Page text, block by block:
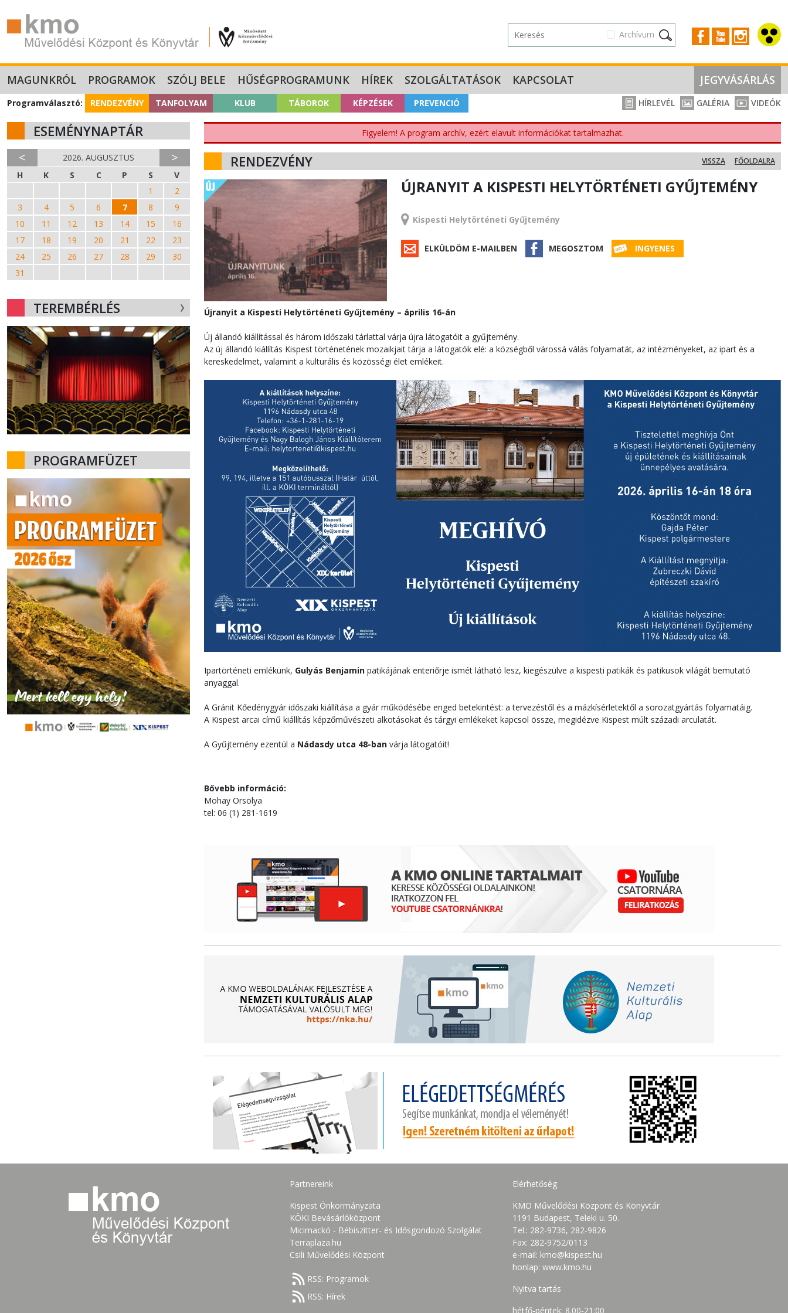
Archívum
MAGUNKRÓL PROGRAMOK SZÓLJ BELE HŰSÉGPROGRAMUNK HÍREK SZOLGÁLTATÁSOK KAPCSOLAT JEGYVÁSÁRLÁS
Programválasztó: RENDEZVÉNY TANFOLYAM KLUB TÁBOROK KÉPZÉSEK PREVENCIÓ HÍRLEVÉL GALÉRIA VIDEÓK
ESEMÉNYNAPTÁR
< 2026. AUGUSZTUS >
H K S C P S
V
1
2
3
4 5 6 7 8
9
10
11 12 13 14 15
16
17
18 19 20 21 22
23
24
25 26 27 28 29
30
31
TEREMBÉRLÉS
PROGRAMFÜZET
Figyelem! A program archív, ezért elavult információkat tartalmazhat.
RENDEZVÉNY FŐOLDALRA
VISSZA
ÚJRANYIT A KISPESTI HELYTÖRTÉNETI GYŰJTEMÉNY
Kispesti Helytörténeti Gyűjtemény
ELKÜLDÖM E-MAILBEN MEGOSZTOM INGYENES
Újranyit a Kispesti Helytörténeti Gyűjtemény – április 16-án
Új állandó kiállítással és három időszaki tárlattal várja újra látogatóit a gyűjtemény.
Az új állandó kiállítás Kispest történetének mozaikjait tárja a látogatók elé: a községből várossá válás folyamatát, az intézményeket, az ipart és a
kereskedelmet, valamint a kulturális és közösségi élet emlékeit.
Ipartörténeti emlékünk, Gulyás Benjamin patikájának enteriőrje ismét látható lesz, kiegészülve a kispesti patikák és patikusok világát bemutató
anyaggal.
A Gránit Kőedénygyár időszaki kiállítása a gyár működésébe enged betekintést: a tervezéstől és a mázkísérletektől a sorozatgyártás folyamatáig.
A Kispest arcai című kiállítás képzőművészeti alkotásokat és tárgyi emlékeket kapcsol össze, megidézve Kispest múlt századi arculatát.
A Gyűjtemény ezentúl a Nádasdy utca 48-ban várja látogatóit!
Bővebb információ:
Mohay Orsolya
tel: 06 (1) 281-1619
Partnereink
Kispest Önkormányzata
KÖKI Bevásárlóközpont
Micimackó - Bébiszitter- és Idősgondozó Szolgálat
Terraplaza.hu
Csili Művelődési Központ
RSS: Programok
RSS: Hírek
Elérhetőség
KMO Művelődési Központ és Könyvtár
1191 Budapest, Teleki u. 50.
Tel.: 282-9736, 282-9826
Fax: 282-9752/0113
e-mail: kmo@kispest.hu
honlap: www.kmo.hu
Nyitva tartás
hétfő-péntek: 8.00-21:00